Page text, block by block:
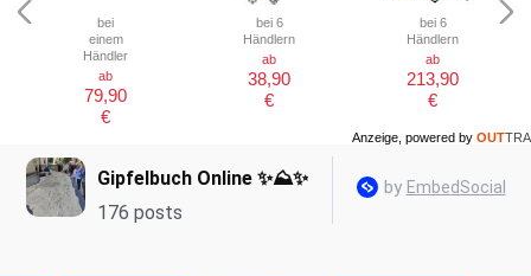
bei
einem
Händler
ab
79,90
€
bei 6
Händlern
ab
38,90
€
bei 6
Händlern
ab
213,90
€
Anzeige, powered by OUTTRA